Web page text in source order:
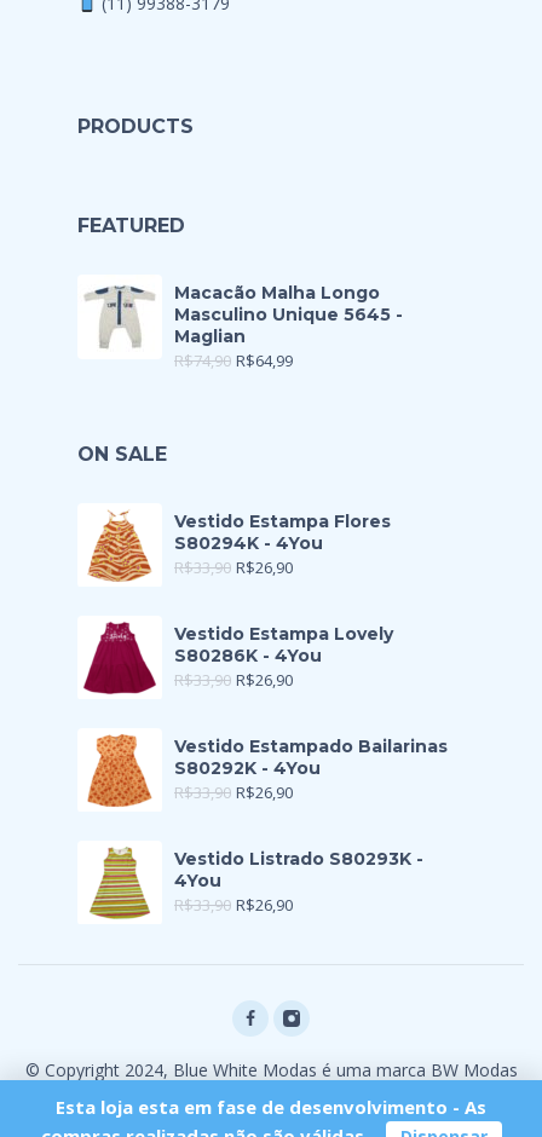
PRODUCTS
FEATURED
Macacão Malha Longo
Masculino Unique 5645 -
Maglian
R$74,90 R$64,99
ON SALE
Vestido Estampa Flores
S80294K - 4You
R$33,90 R$26,90
Vestido Estampa Lovely
S80286K - 4You
R$33,90 R$26,90
Vestido Estampado Bailarinas
S80292K - 4You
R$33,90 R$26,90
Vestido Listrado S80293K -
4You
R$33,90 R$26,90
© Copyright 2024, Blue White Modas é uma marca BW Modas
Esta loja esta em fase de desenvolvimento - As